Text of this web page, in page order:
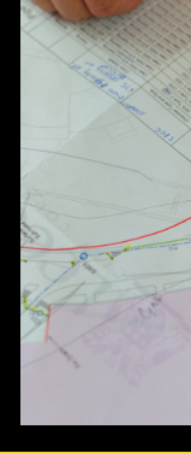
ЗАКАЗАТЬ
Стиль.
Удобство.
Дизайн-проект
дома от Beetoo